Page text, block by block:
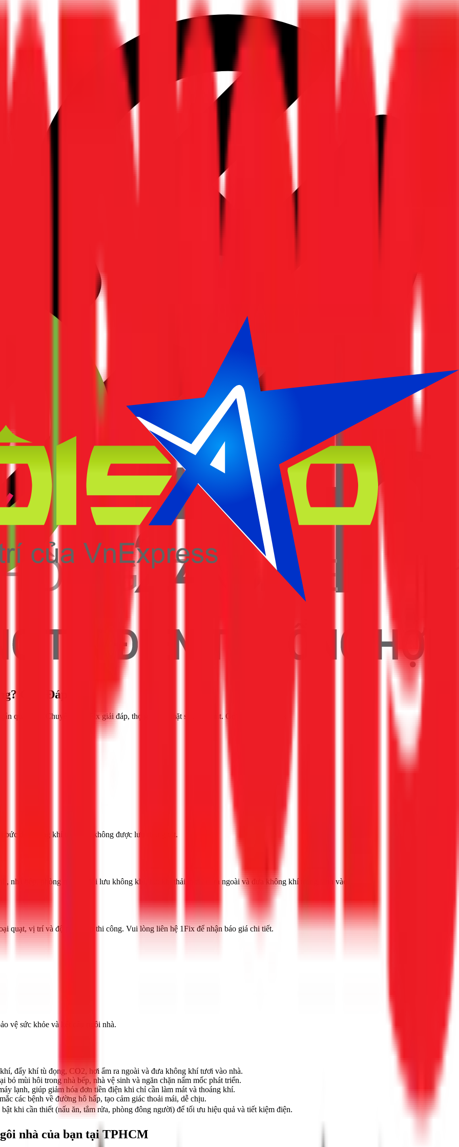
Giải Đáp
quạt hút? Chuyên gia 1Fix giải đáp, thợ giỏi, có mặt sau 30 phút. Gọi Gọi ngay 1Fix
do không khí tù đọng, không được lưu thông tốt.
nhà bếp, phòng ngủ để đối lưu không khí, hút khí thải, hơi ẩm ra ngoài và đưa không khí trong lành vào.
quạt, vị trí và độ phức tạp thi công. Vui lòng liên hệ 1Fix để nhận báo giá chi tiết.
vệ sức khỏe và kết cấu ngôi nhà.
đẩy khí tù đọng, CO2, hơi ẩm ra ngoài và đưa không khí tươi vào nhà.
bỏ mùi hôi trong nhà bếp, nhà vệ sinh và ngăn chặn nấm mốc phát triển.
lạnh, giúp giảm hóa đơn tiền điện khi chỉ cần làm mát và thoáng khí.
các bệnh về đường hô hấp, tạo cảm giác thoải mái, dễ chịu.
khi cần thiết (nấu ăn, tắm rửa, phòng đông người) để tối ưu hiệu quả và tiết kiệm điện.
nhà của bạn tại TPHCM